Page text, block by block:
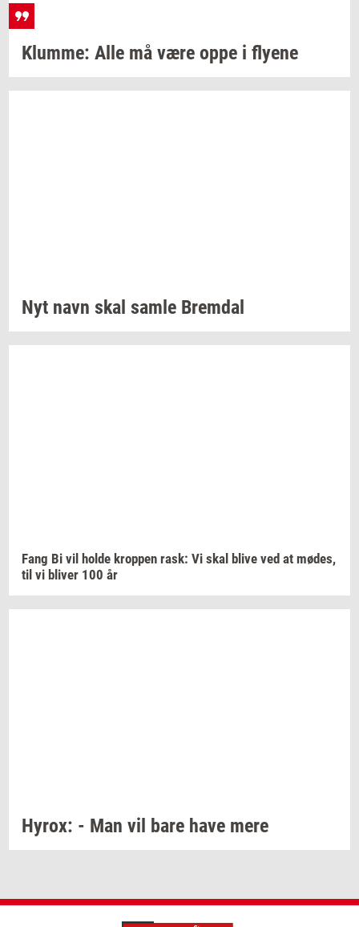
Klum­me: Alle må være oppe i fly­e­ne
Nyt navn skal samle Brem­dal
Fang Bi vil holde krop­pen rask: Vi skal blive ved at mødes,
til vi bli­ver 100 år
Hyrox: - Man vil bare have mere